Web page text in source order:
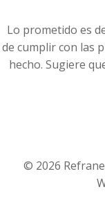
Lo prometido es
de cumplir con las
hecho. Sugiere
© 2026